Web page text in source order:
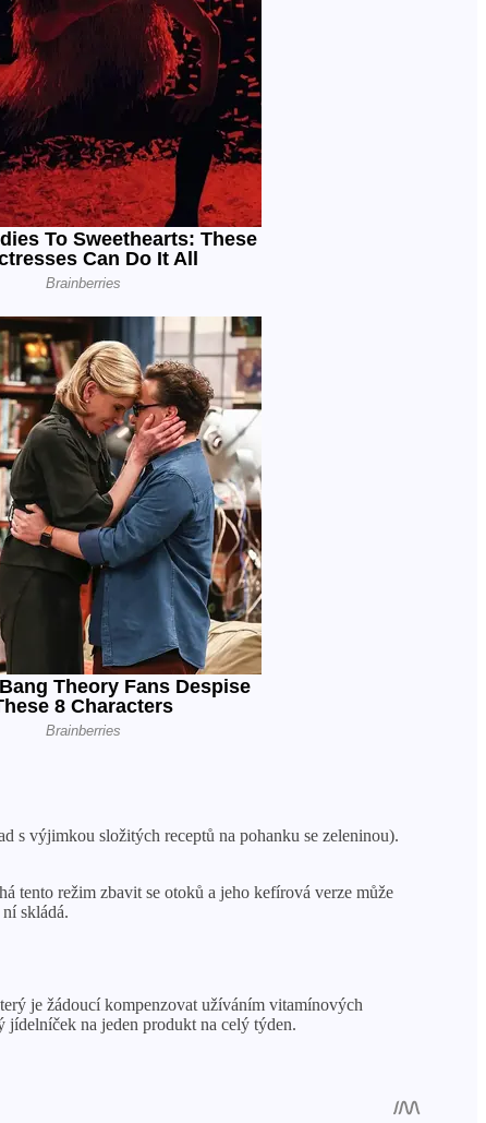
s výjimkou složitých receptů na pohanku se zeleninou).
tento režim zbavit se otoků a jeho kefírová verze může
skládá.
je žádoucí kompenzovat užíváním vitamínových
jídelníček na jeden produkt na celý týden.